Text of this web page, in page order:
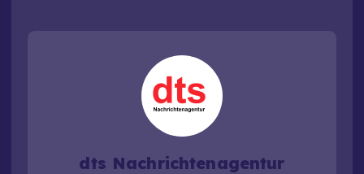
dts Nachrichtenagentur